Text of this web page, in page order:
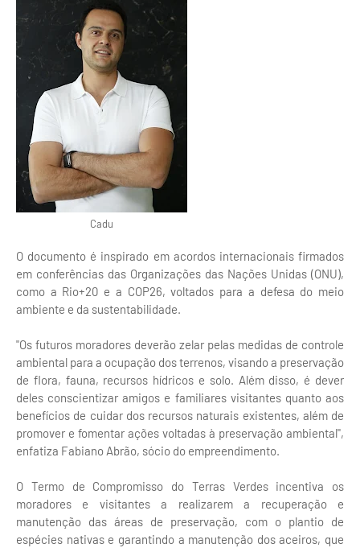
Cadu
O documento é inspirado em acordos internacionais firmados
em conferências das Organizações das Nações Unidas (ONU),
como a Rio+20 e a COP26, voltados para a defesa do meio
ambiente e da sustentabilidade.
"Os futuros moradores deverão zelar pelas medidas de controle
ambiental para a ocupação dos terrenos, visando a preservação
de flora, fauna, recursos hídricos e solo. Além disso, é dever
deles conscientizar amigos e familiares visitantes quanto aos
benefícios de cuidar dos recursos naturais existentes, além de
promover e fomentar ações voltadas à preservação ambiental",
enfatiza Fabiano Abrão, sócio do empreendimento.
O Termo de Compromisso do Terras Verdes incentiva os
moradores e visitantes a realizarem a recuperação e
manutenção das áreas de preservação, com o plantio de
espécies nativas e garantindo a manutenção dos aceiros, que